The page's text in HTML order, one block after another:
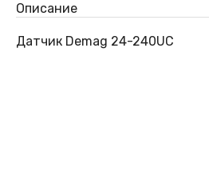
Описание
Датчик Demag 24-240UC